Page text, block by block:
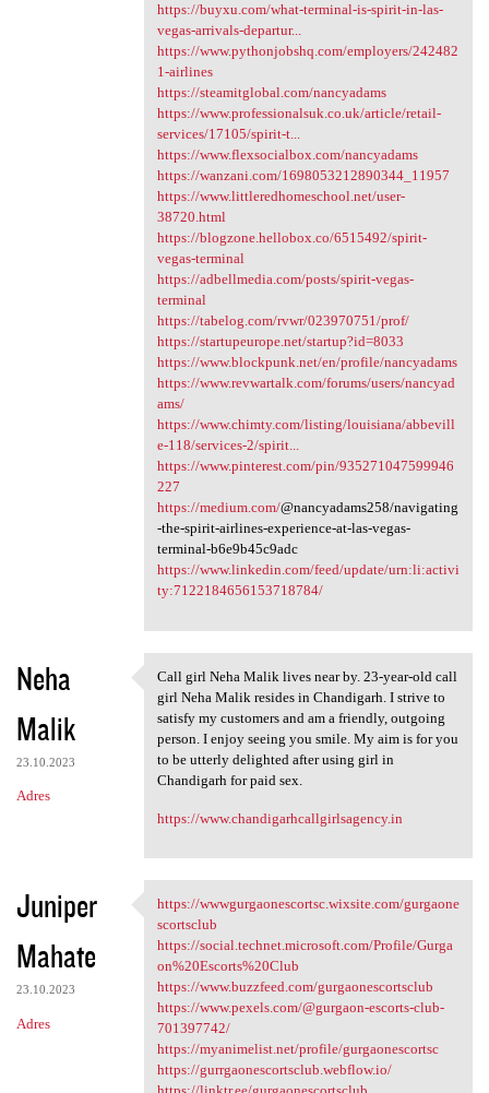
https://buyxu.com/what-terminal-is-spirit-in-las-
vegas-arrivals-departur...
https://www.pythonjobshq.com/employers/242482
1-airlines
https://steamitglobal.com/nancyadams
https://www.professionalsuk.co.uk/article/retail-
services/17105/spirit-t...
https://www.flexsocialbox.com/nancyadams
https://wanzani.com/1698053212890344_11957
https://www.littleredhomeschool.net/user-
38720.html
https://blogzone.hellobox.co/6515492/spirit-
vegas-terminal
https://adbellmedia.com/posts/spirit-vegas-
terminal
https://tabelog.com/rvwr/023970751/prof/
https://startupeurope.net/startup?id=8033
https://www.blockpunk.net/en/profile/nancyadams
https://www.revwartalk.com/forums/users/nancyad
ams/
https://www.chimty.com/listing/louisiana/abbevill
e-118/services-2/spirit...
https://www.pinterest.com/pin/935271047599946
227
https://medium.com/@nancyadams258/navigating
-the-spirit-airlines-experience-at-las-vegas-
terminal-b6e9b45c9adc
https://www.linkedin.com/feed/update/urn:li:activi
ty:7122184656153718784/
Neha
Malik
23.10.2023
Adres
Call girl Neha Malik lives
Call girl Neha Malik lives near by. 23-year-old call
girl Neha Malik resides in Chandigarh. I strive to
satisfy my customers and am a friendly, outgoing
person. I enjoy seeing you smile. My aim is for you
to be utterly delighted after using girl in
Chandigarh for paid sex.
https://www.chandigarhcallgirlsagency.in
Juniper
Mahate
23.10.2023
Adres
https://wwwgurgaonescortsc
https://wwwgurgaonescortsc.wixsite.com/gurgaone
scortsclub
https://social.technet.microsoft.com/Profile/Gurga
on%20Escorts%20Club
https://www.buzzfeed.com/gurgaonescortsclub
https://www.pexels.com/@gurgaon-escorts-club-
701397742/
https://myanimelist.net/profile/gurgaonescortsc
https://gurrgaonescortsclub.webflow.io/